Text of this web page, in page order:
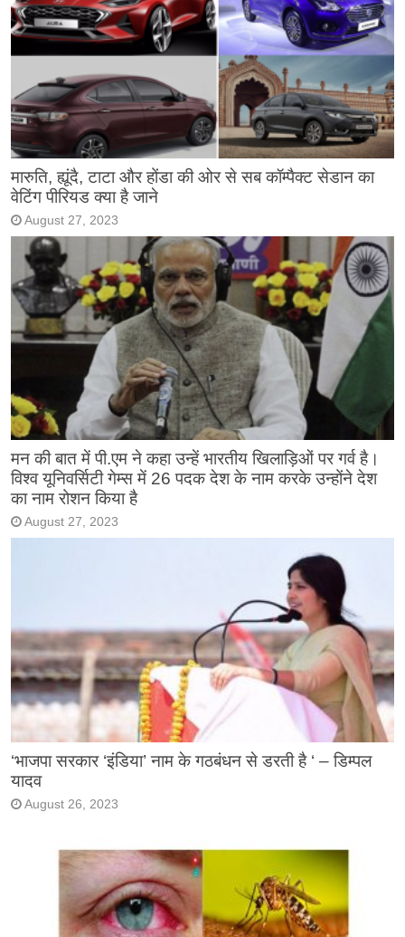
मारुति, ह्यूंदै, टाटा और होंडा की ओर से सब कॉम्पैक्ट सेडान का
वेटिंग पीरियड क्या है जाने
August 27, 2023
मन की बात में पी.एम ने कहा उन्हें भारतीय खिलाड़िओं पर गर्व है।
विश्व यूनिवर्सिटी गेम्स में 26 पदक देश के नाम करके उन्होंने देश
का नाम रोशन किया है
August 27, 2023
‘भाजपा सरकार ‘इंडिया’ नाम के गठबंधन से डरती है ‘ – डिम्पल
यादव
August 26, 2023